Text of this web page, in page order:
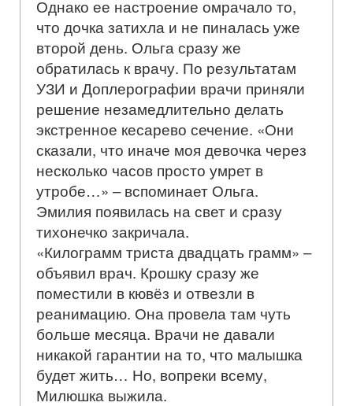
Однако ее настроение омрачало то,
что дочка затихла и не пиналась уже
второй день. Ольга сразу же
обратилась к врачу. По результатам
УЗИ и Доплерографии врачи приняли
решение незамедлительно делать
экстренное кесарево сечение. «Они
сказали, что иначе моя девочка через
несколько часов просто умрет в
утробе…» – вспоминает Ольга.
Эмилия появилась на свет и сразу
тихонечко закричала.
«Килограмм триста двадцать грамм» –
объявил врач. Крошку сразу же
поместили в кювёз и отвезли в
реанимацию. Она провела там чуть
больше месяца. Врачи не давали
никакой гарантии на то, что малышка
будет жить… Но, вопреки всему,
Милюшка выжила.